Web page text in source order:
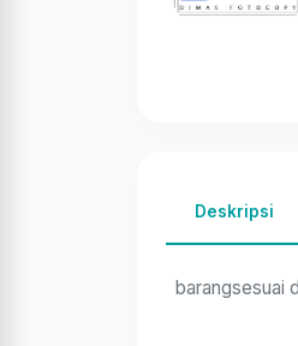
Deskripsi
barangsesuai